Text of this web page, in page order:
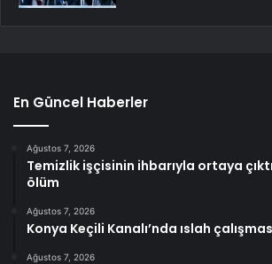
En Güncel Haberler
Ağustos 7, 2026
Temizlik işçisinin ihbarıyla ortaya
ölüm
Ağustos 7, 2026
Konya Keçili Kanalı’nda ıslah
Ağustos 7, 2026